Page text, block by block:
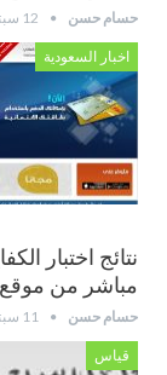
حسام حسن 12 سبتمبر 2018
اخبار السعودية
مباشر من
حسام حسن 11 سبتمبر 2018
قياس